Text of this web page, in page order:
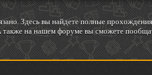
Здесь вы найдете полные
на нашем форуме вы сможете